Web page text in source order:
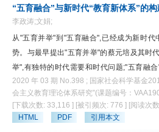
度、基础设施维度、管理维度和外延维度分
性场域。最后，从新范式、新思维、新能力
文化的发展层面叙述了教育数字化转型的未
化转型的研究和实践提供一些参考。
“五育融合”与新时代“教育新体系”的构
李政涛;文娟;
从"五育并举"到"五育融合",已经成为新时代
势。与最早提出"五育并举"的蔡元培及其时
举",有独特的时代需要和时代问题;"五育融
系";"五育融合"是一种"育人假设""育人实践""
力";"五育融合"难在"日常""机制""评价""主体"
育难题"的基本维度和基本路径。
2020 年 03 期 No.398 ; 国家社会科学基金
会主义教育理论体系研究”(课题编号：
[下载次数: 33,116 ] [被引频次: 776 ] [阅读次
HTML
PDF 引用本文